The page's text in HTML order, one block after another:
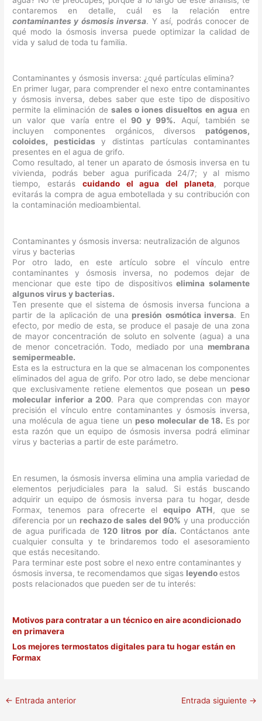
contaremos en detalle, cuál es la relación entre
contaminantes y ósmosis inversa. Y así, podrás conocer de
qué modo la ósmosis inversa puede optimizar la calidad de
vida y salud de toda tu familia.
Contaminantes y ósmosis inversa: ¿qué partículas elimina?
En primer lugar, para comprender el nexo entre contaminantes
y ósmosis inversa, debes saber que este tipo de dispositivo
permite la eliminación de sales o iones disueltos en agua en
un valor que varía entre el 90 y 99%. Aquí, también se
incluyen componentes orgánicos, diversos patógenos,
coloides, pesticidasy distintas partículas contaminantes
presentes en el agua de grifo.
Como resultado, al tener un aparato de ósmosis inversa en tu
vivienda, podrás beber agua purificada 24/7; y al mismo
tiempo, estarás cuidando el agua del planeta, porque
evitarás la compra de agua embotellada y su contribución con
la contaminación medioambiental.
Contaminantes y ósmosis inversa: neutralización de algunos
virus y bacterias
Por otro lado, en este artículo sobre el vínculo entre
contaminantes y ósmosis inversa, no podemos dejar de
mencionar que este tipo de dispositivoselimina solamente
algunos virus y bacterias.
Ten presente que el sistema de ósmosis inversa funciona a
partir de la aplicación de una presión osmótica inversa. En
efecto, por medio de esta, se produce el pasaje de una zona
de mayor concentración de soluto en solvente (agua) a una
de menor concetración. Todo, mediado por una membrana
semipermeable.
Esta es la estructura en la que se almacenan los componentes
eliminados del agua de grifo. Por otro lado, se debe mencionar
que exclusivamente retiene elementos que posean un peso
molecular inferior a 200. Para que comprendas con mayor
precisión el vínculo entre contaminantes y ósmosis inversa,
una molécula de agua tiene un peso molecular de 18. Es por
esta razón que un equipo de ósmosis inversa podrá eliminar
virus y bacterias a partir de este parámetro.
En resumen, la ósmosis inversa elimina una amplia variedad de
elementos perjudiciales para la salud. Si estás buscando
adquirir un equipo de ósmosis inversa para tu hogar, desde
Formax, tenemos para ofrecerte elequipo ATH, que se
diferencia por un rechazo de sales del 90% y una producción
de agua purificada de 120 litros por día. Contáctanos ante
cualquier consulta y te brindaremos todo el asesoramiento
que estás necesitando.
Para terminar este post sobre el nexo entre contaminantes y
ósmosis inversa, te recomendamos que sigas leyendoestos
posts relacionados que pueden ser de tu interés:
Motivos para contratar a un técnico en aire acondicionado
en primavera
Los mejores termostatos digitales para tu hogar están en
Formax
← Entrada anterior Entrada siguiente →